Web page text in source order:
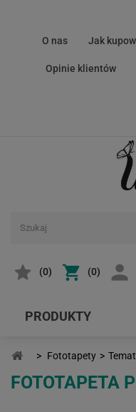
O nas Jak
Opinie klientów
(0) (0)
PRODUKTY
> Fototapety >
FOTOTAPETA